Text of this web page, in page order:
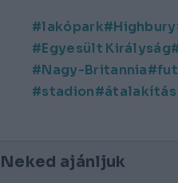
lakópark Highbury
Egyesült Királyság
Nagy-Britannia
stadion
átalakítás
Neked ajánljuk